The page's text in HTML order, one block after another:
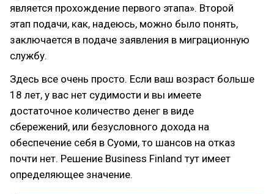
является прохождение первого этапа». Второй
этап подачи, как, надеюсь, можно было понять,
заключается в подаче заявления в миграционную
службу.
Здесь все очень просто. Если ваш возраст больше
18 лет, у вас нет судимости и вы имеете
достаточное количество денег в виде
сбережений, или безусловного дохода на
обеспечение себя в Суоми, то шансов на отказ
почти нет. Решение Business Finland тут имеет
определяющее значение.